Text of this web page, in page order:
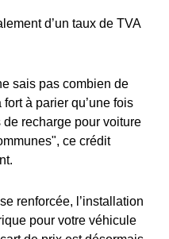
d’un taux de TVA
sais pas combien de
à parier qu’une fois
recharge pour voiture
ce crédit
renforcée, l’installation
pour votre véhicule